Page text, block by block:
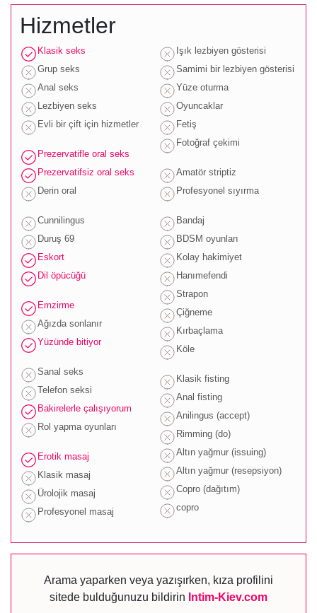
Hizmetler
Klasik seks
Grup seks
Anal seks
Lezbiyen seks
Evli bir çift için hizmetler
Prezervatifle oral seks
Prezervatifsiz oral seks
Derin oral
Cunnilingus
Duruş 69
Eskort
Dil öpücüğü
Emzirme
Ağızda sonlanır
Yüzünde bitiyor
Sanal seks
Telefon seksi
Bakirelerle çalışıyorum
Rol yapma oyunları
Erotik masaj
Klasik masaj
Ürolojik masaj
Profesyonel masaj
Işık lezbiyen gösterisi
Samimi bir lezbiyen gösterisi
Yüze oturma
Oyuncaklar
Fetiş
Fotoğraf çekimi
Amatör striptiz
Profesyonel sıyırma
Bandaj
BDSM oyunları
Kolay hakimiyet
Hanımefendi
Strapon
Çiğneme
Kırbaçlama
Köle
Klasik fisting
Anal fisting
Anilingus (accept)
Rimming (do)
Altın yağmur (issuing)
Altın yağmur (resepsiyon)
Copro (dağıtım)
copro
Arama yaparken veya yazışırken, kıza profilini
sitede bulduğunuzu bildirin Intim-Kiev.com